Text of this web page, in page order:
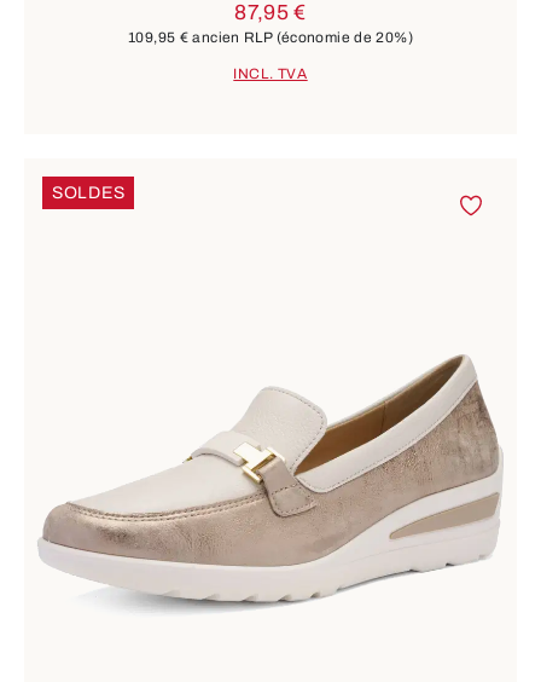
87,95 €
109,95 € ancien RLP (économie de 20%)
INCL. TVA
SOLDES